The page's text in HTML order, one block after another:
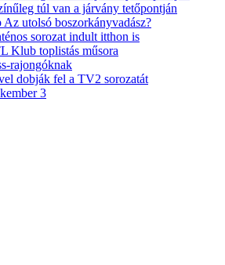
túl van a járvány tetőpontján
utolsó boszorkányvadász?
sorozat indult itthon is
Klub toplistás műsora
rajongóknak
dobják fel a TV2 sorozatát
3